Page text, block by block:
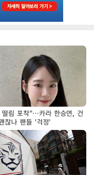
림 포착"…카라 한승연, 건
찮나 팬들 '걱정'